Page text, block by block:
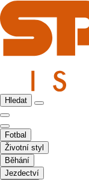
Hledat
Fotbal
Životní styl
Běhání
Jezdectví